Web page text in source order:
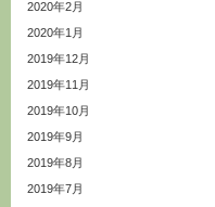
2020年2月
2020年1月
2019年12月
2019年11月
2019年10月
2019年9月
2019年8月
2019年7月